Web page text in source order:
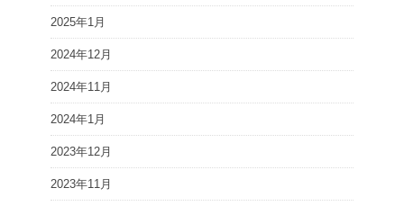
2025年1月
2024年12月
2024年11月
2024年1月
2023年12月
2023年11月